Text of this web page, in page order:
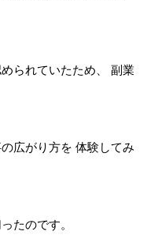
られていたため、
副業
広がり方を 体験してみ
たのです。